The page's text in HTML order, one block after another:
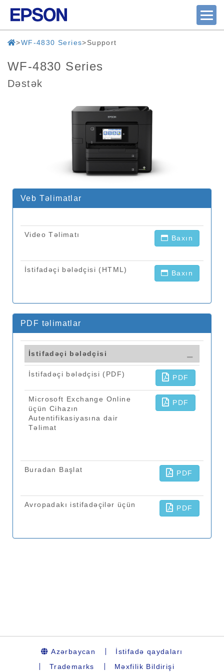
WF-4830 Series Support
WF-4830 Series
Dəstək
Azərbaycan
İstifadə qaydaları
Trademarks
Məxfilik Bildirişi